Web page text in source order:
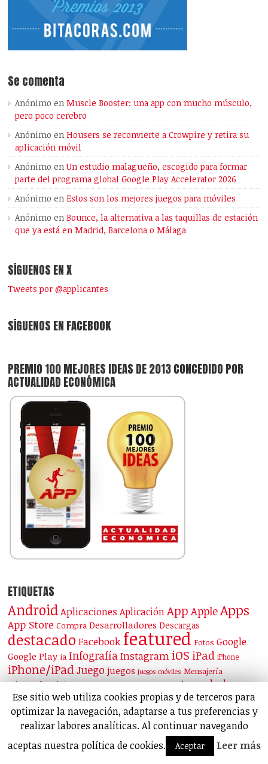
Se comenta
Anónimo enMuscle Booster: una app con mucho músculo,
pero poco cerebro
Anónimo enHousers se reconvierte a Crowpire y retira su
aplicación móvil
Anónimo enUn estudio malagueño, escogido para formar
parte del programa global Google Play Accelerator 2026
Anónimo enEstos son los mejores juegos para móviles
Anónimo enBounce, la alternativa a las taquillas de estación
que ya está en Madrid, Barcelona o Málaga
SÍGUENOS EN X
Tweets por @applicantes
SÍGUENOS EN FACEBOOK
PREMIO 100 MEJORES IDEAS DE 2013 CONCEDIDO POR
ACTUALIDAD ECONÓMICA
ETIQUETAS
Android Aplicaciones Aplicación App AppleApps
App Store Compra Desarrolladores Descargas
destacado Facebook featured Fotos Google
Google Play ia InfografíaInstagram iOS iPad iPhone
iPhone/iPadJuego juegos juegos móviles Mensajería
Microsoft Música Niños Privacidad ronda ronda de
financiación Samsung seguridad smartphones Snapchat tiktok tinder
Twitter Vídeo Vídeos WhatsApp Windows Phone